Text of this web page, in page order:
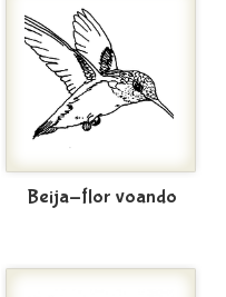
Beija-flor voando